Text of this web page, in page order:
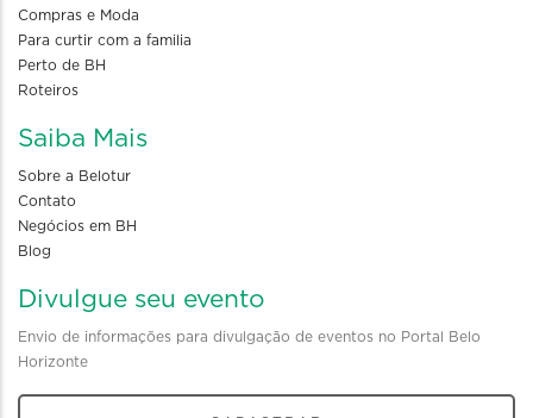
Compras e Moda
Para curtir com a familia
Perto de BH
Roteiros
Saiba Mais
Sobre a Belotur
Contato
Negócios em BH
Blog
Divulgue seu evento
Envio de informações para divulgação de eventos no Portal Belo
Horizonte